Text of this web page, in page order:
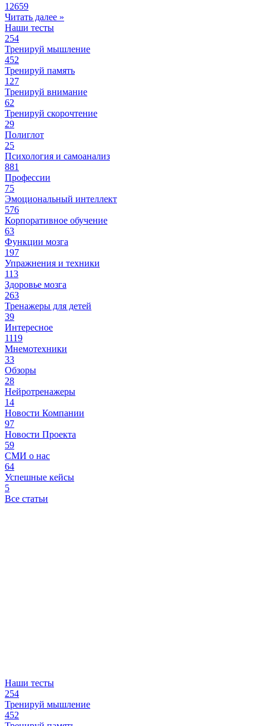
12659
Читать далее »
Наши тесты
254
Тренируй мышление
452
Тренируй память
127
Тренируй внимание
62
Тренируй скорочтение
29
Полиглот
25
Психология и самоанализ
881
Профессии
75
Эмоциональный интеллект
576
Корпоративное обучение
63
Функции мозга
197
Упражнения и техники
113
Здоровье мозга
263
Тренажеры для детей
39
Интересное
1119
Мнемотехники
33
Обзоры
28
Нейротренажеры
14
Новости Компании
97
Новости Проекта
59
СМИ о нас
64
Успешные кейсы
5
Все статьи
Наши тесты
254
Тренируй мышление
452